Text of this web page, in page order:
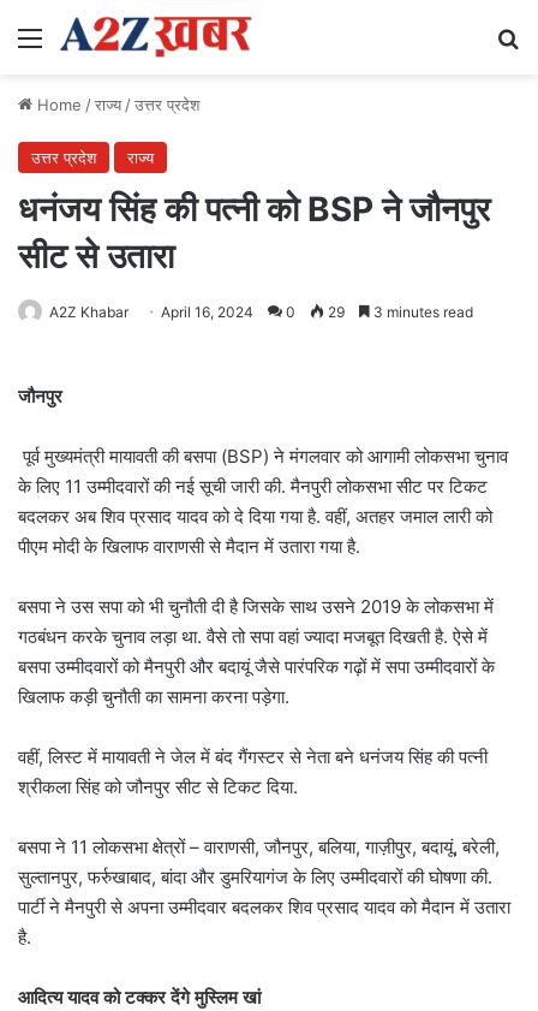
Menu
Home /राज्य/उत्तर प्रदेश
उत्तर प्रदेश राज्य
धनंजय सिंह की पत्नी को BSP ने जौनपुर
सीट से उतारा
A2Z Khabar April 16, 2024 0 29 3 minutes read
जौनपुर
पूर्व मुख्यमंत्री मायावती की बसपा (BSP) ने मंगलवार को आगामी लोकसभा चुनाव
के लिए 11 उम्मीदवारों की नई सूची जारी की. मैनपुरी लोकसभा सीट पर टिकट
बदलकर अब शिव प्रसाद यादव को दे दिया गया है. वहीं, अतहर जमाल लारी को
पीएम मोदी के खिलाफ वाराणसी से मैदान में उतारा गया है.
बसपा ने उस सपा को भी चुनौती दी है जिसके साथ उसने 2019 के लोकसभा में
गठबंधन करके चुनाव लड़ा था. वैसे तो सपा वहां ज्यादा मजबूत दिखती है. ऐसे में
बसपा उम्मीदवारों को मैनपुरी और बदायूं जैसे पारंपरिक गढ़ों में सपा उम्मीदवारों के
खिलाफ कड़ी चुनौती का सामना करना पड़ेगा.
वहीं, लिस्ट में मायावती ने जेल में बंद गैंगस्टर से नेता बने धनंजय सिंह की पत्नी
श्रीकला सिंह को जौनपुर सीट से टिकट दिया.
बसपा ने 11 लोकसभा क्षेत्रों – वाराणसी, जौनपुर, बलिया, गाज़ीपुर, बदायूं, बरेली,
सुल्तानपुर, फर्रुखाबाद, बांदा और डुमरियागंज के लिए उम्मीदवारों की घोषणा की.
पार्टी ने मैनपुरी से अपना उम्मीदवार बदलकर शिव प्रसाद यादव को मैदान में उतारा
है.
आदित्य यादव को टक्कर देंगे मुस्लिम खां